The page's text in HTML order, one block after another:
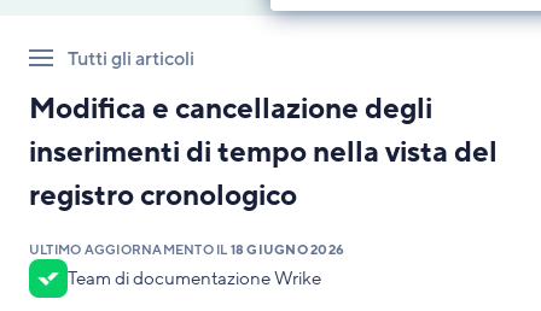
Tutti gli articoli
Modifica e cancellazione degli
inserimenti di tempo nella vista del
registro cronologico
ULTIMO AGGIORNAMENTO IL 18 GIUGNO 2026
Team di documentazione Wrike